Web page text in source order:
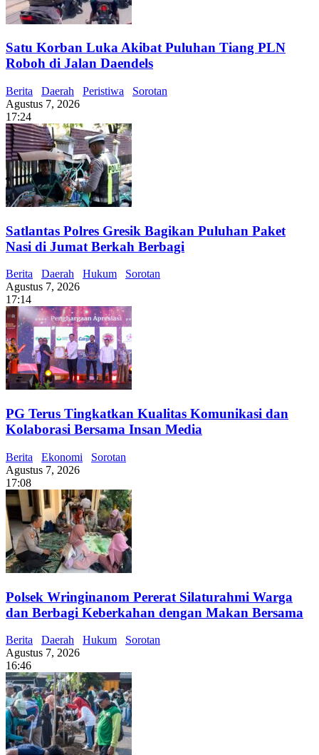
Satu Korban Luka Akibat Puluhan Tiang PLN
Roboh di Jalan Daendels
Berita Daerah Peristiwa
Sorotan
Agustus 7, 2026
17:24
Satlantas Polres Gresik Bagikan Puluhan Paket
Nasi di Jumat Berkah Berbagi
Berita Daerah Hukum
Sorotan
Agustus 7, 2026
17:14
PG Terus Tingkatkan Kualitas Komunikasi dan
Kolaborasi Bersama Insan Media
Berita Ekonomi
Sorotan
Agustus 7, 2026
17:08
Polsek Wringinanom Pererat Silaturahmi Warga
dan Berbagi Keberkahan dengan Makan Bersama
Berita Daerah Hukum
Sorotan
Agustus 7, 2026
16:46